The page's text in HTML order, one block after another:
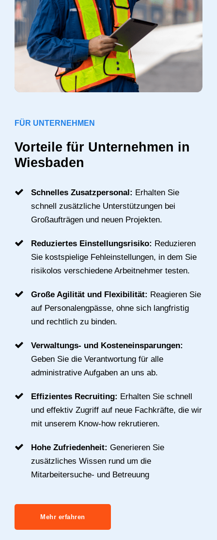
FÜR UNTERNEHMEN
Vorteile für Unternehmen in
Wiesbaden
Schnelles Zusatzpersonal: Erhalten Sie
schnell zusätzliche Unterstützungen bei
Großaufträgen und neuen Projekten.
Reduziertes Einstellungsrisiko: Reduzieren
Sie kostspielige Fehleinstellungen, in dem Sie
risikolos verschiedene Arbeitnehmer testen.
Große Agilität und Flexibilität: Reagieren Sie
auf Personalengpässe, ohne sich langfristig
und rechtlich zu binden.
Verwaltungs- und Kosteneinsparungen:
Geben Sie die Verantwortung für alle
administrative Aufgaben an uns ab.
Effizientes Recruiting: Erhalten Sie schnell
und effektiv Zugriff auf neue Fachkräfte, die wir
mit unserem Know-how rekrutieren.
Hohe Zufriedenheit: Generieren Sie
zusätzliches Wissen rund um die
Mitarbeitersuche- und Betreuung
Mehr erfahren